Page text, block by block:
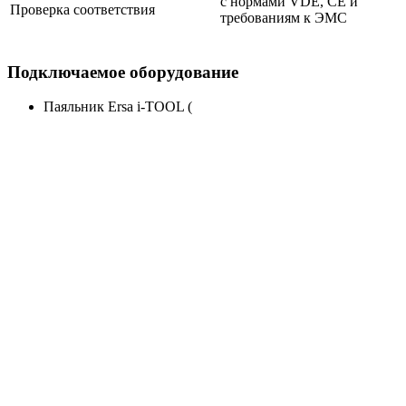
Проверка соответствия
требованиям к ЭМС
Подключаемое оборудование
Паяльник Ersa i-TOOL (